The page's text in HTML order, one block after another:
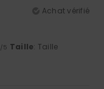
Achat vérifié
/5 Taille: Taille